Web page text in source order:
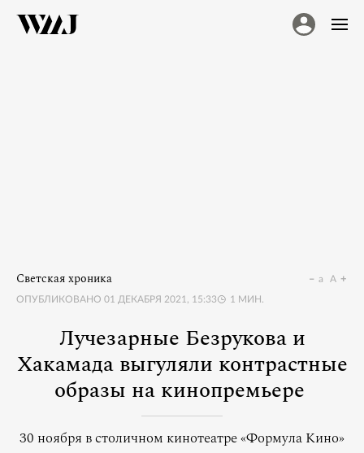
Светская хроника
ОПУБЛИКОВАНО 01 ДЕКАБРЯ 2021, 15:33 1 МИН.
a A
Лучезарные Безрукова и
Хакамада выгуляли контрастные
образы на кинопремьере
30 ноября в столичном кинотеатре «Формула Кино»